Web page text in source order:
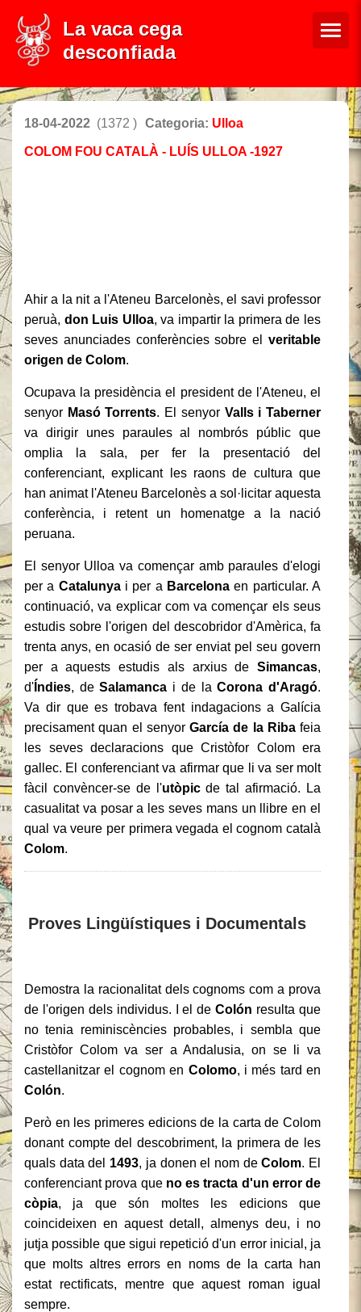
La vaca cega
desconfiada
18-04-2022 (1372 ) Categoria: Ulloa
COLOM FOU CATALÀ - LUÍS ULLOA -1927
Ahir a la nit a l'Ateneu Barcelonès, el savi professor
peruà, don Luis Ulloa, va impartir la primera de les
seves anunciades conferències sobre el veritable
origen de Colom.
Ocupava la presidència el president de l'Ateneu, el
senyor Masó Torrents. El senyor Valls i Taberner
va dirigir unes paraules al nombrós públic que
omplia la sala, per fer la presentació del
conferenciant, explicant les raons de cultura que
han animat l'Ateneu Barcelonès a sol·licitar aquesta
conferència, i retent un homenatge a la nació
peruana.
El senyor Ulloa va començar amb paraules d'elogi
per a Catalunyai per a Barcelona en particular. A
continuació, va explicar com va començar els seus
estudis sobre l'origen del descobridor d'Amèrica, fa
trenta anys, en ocasió de ser enviat pel seu govern
per a aquests estudis als arxius de Simancas,
d' Índies, deSalamanca i de laCorona d'Aragó.
Va dir que es trobava fent indagacions a Galícia
precisament quan el senyor García de la Ribafeia
les seves declaracions que Cristòfor Colom era
gallec. El conferenciant va afirmar que li va ser molt
fàcil convèncer-se de l'utòpicde tal afirmació. La
casualitat va posar a les seves mans un llibre en el
qual va veure per primera vegada el cognom català
Colom.
Proves Lingüístiques i Documentals
Demostra la racionalitat dels cognoms com a prova
de l'origen dels individus. I el deColón resulta que
no tenia reminiscències probables, i sembla que
Cristòfor Colom va ser a Andalusia, on se li va
castellanitzar el cognom en Colomo, i més tard en
Colón.
Però en les primeres edicions de la carta de Colom
donant compte del descobriment, la primera de les
quals data del 1493, ja donen el nom deColom. El
conferenciant prova que no es tracta d'un error de
còpia, ja que són moltes les edicions que
coincideixen en aquest detall, almenys deu, i no
jutja possible que sigui repetició d'un error inicial, ja
que molts altres errors en noms de la carta han
estat rectificats, mentre que aquest roman igual
sempre.